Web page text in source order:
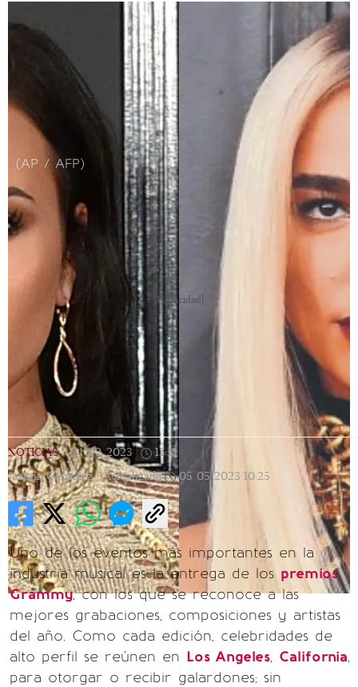
(AP / AFP)
[Publicidad]
NOTICIAS | 04/02/2023 | 15:31
Jazmín González | Actualizada 05/05/2023 10:25
Uno de los eventos más importantes en la
industria musical es la entrega de los premios
Grammy, con los que se reconoce a las
mejores grabaciones, composiciones y artistas
del año. Como cada edición, celebridades de
alto perfil se reúnen en Los Angeles, California,
para otorgar o recibir galardones; sin